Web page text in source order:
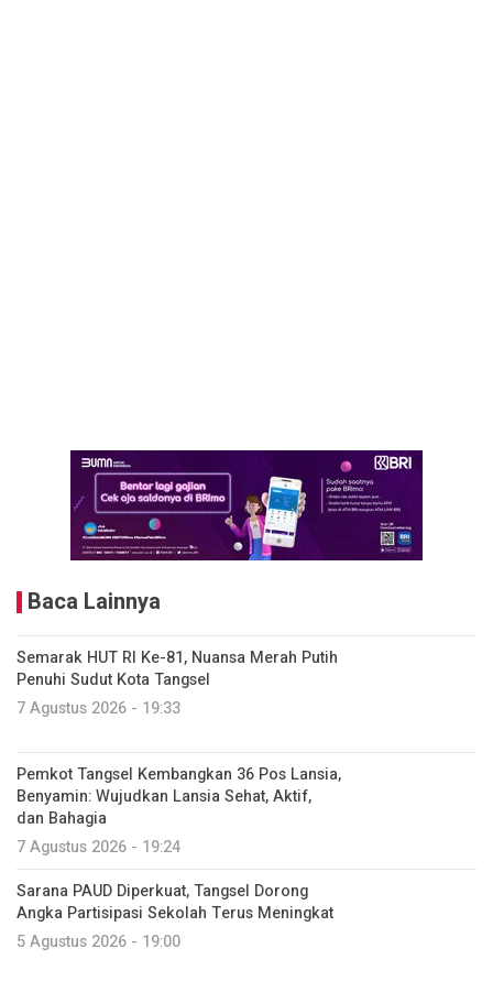
Baca Lainnya
Semarak HUT RI Ke-81, Nuansa Merah Putih
Penuhi Sudut Kota Tangsel
7 Agustus 2026 - 19:33
Pemkot Tangsel Kembangkan 36 Pos Lansia,
Benyamin: Wujudkan Lansia Sehat, Aktif,
dan Bahagia
7 Agustus 2026 - 19:24
Sarana PAUD Diperkuat, Tangsel Dorong
Angka Partisipasi Sekolah Terus Meningkat
5 Agustus 2026 - 19:00